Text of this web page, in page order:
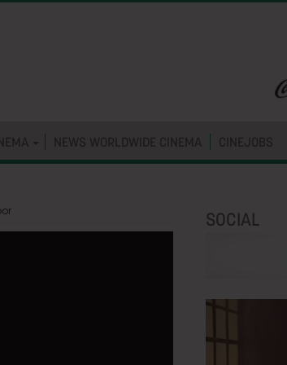
NEWS WORLDWIDE CINEMA CINEJOBS
SOCIAL